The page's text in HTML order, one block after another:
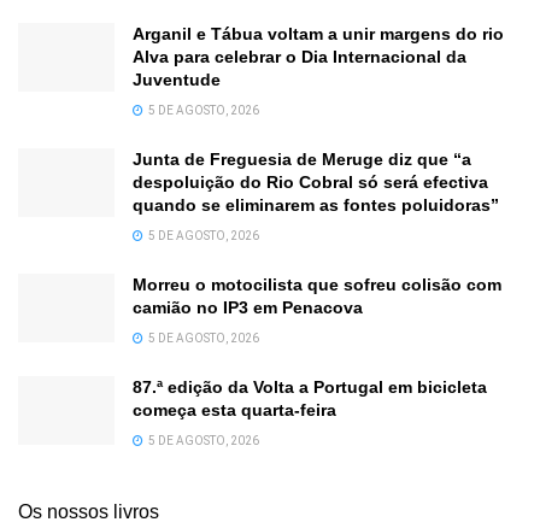
Arganil e Tábua voltam a unir margens do rio
Alva para celebrar o Dia Internacional da
Juventude
5 DE AGOSTO, 2026
Junta de Freguesia de Meruge diz que “a
despoluição do Rio Cobral só será efectiva
quando se eliminarem as fontes poluidoras”
5 DE AGOSTO, 2026
Morreu o motocilista que sofreu colisão com
camião no IP3 em Penacova
5 DE AGOSTO, 2026
87.ª edição da Volta a Portugal em bicicleta
começa esta quarta-feira
5 DE AGOSTO, 2026
Os nossos livros